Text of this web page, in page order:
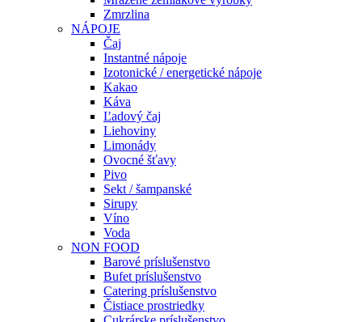
Zmrzlina
NÁPOJE
Čaj
Instantné nápoje
Izotonické / energetické nápoje
Kakao
Káva
Ľadový čaj
Liehoviny
Limonády
Ovocné šťavy
Pivo
Sekt / šampanské
Sirupy
Víno
Voda
NON FOOD
Barové príslušenstvo
Bufet príslušenstvo
Catering príslušenstvo
Čistiace prostriedky